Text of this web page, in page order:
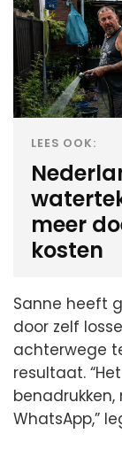
LEES OOK:
meer
kosten
Sanne heeft
door zelf
achterwege
resultaat.
WhatsApp,”